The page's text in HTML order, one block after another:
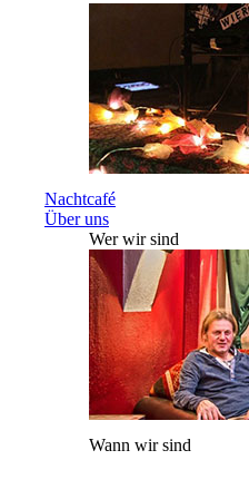
Nachtcafé
Über uns
Wer wir sind
Wann wir sind